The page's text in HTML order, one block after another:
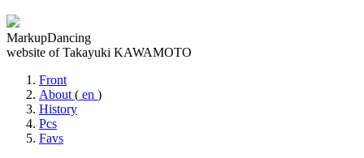
MarkupDancing
website of Takayuki KAWAMOTO
Front
About ( en )
History
Pcs
Favs